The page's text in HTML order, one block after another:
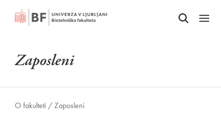
Odpri iskalnik
Odpri
Zaposleni
O fakulteti /Zaposleni